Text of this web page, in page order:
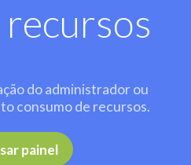
do administrador ou
consumo de recursos.
painel .